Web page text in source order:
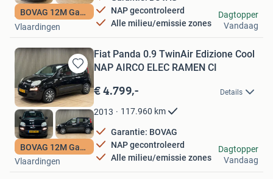
BOVAG 12M Garantie
NAP gecontroleerd
Alle milieu/emissie zones
Autohuis de Vaart
Vlaardingen
Dagtopper
Vandaag
Bewaren
in
Mijn
Favorieten
BOVAG 12M Garantie
Fiat Panda 0.9 TwinAir Edizione Cool
NAP AIRCO ELEC RAMEN CI
€ 4.799,- Details
2013 117.960 km
Garantie: BOVAG
NAP gecontroleerd
Alle milieu/emissie zones
Autohuis de Vaart
Vlaardingen
Dagtopper
Vandaag